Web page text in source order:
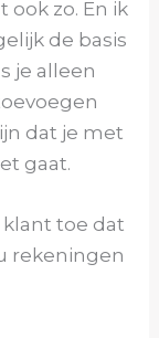
ook zo. En ik
de basis
je alleen
dat je met
gaat.
toe dat
rekeningen